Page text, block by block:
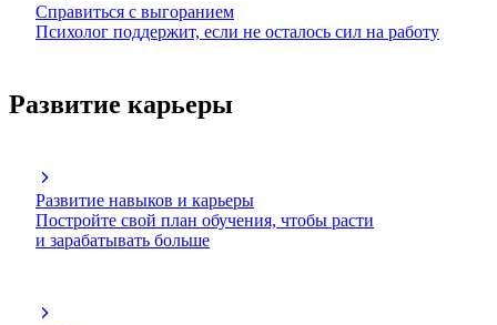
Справиться с выгоранием
Психолог поддержит, если не осталось сил на работу
Развитие карьеры
Развитие навыков и карьеры
Постройте свой план обучения, чтобы расти
и зарабатывать больше